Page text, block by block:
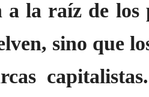
a la raíz de los
sino que